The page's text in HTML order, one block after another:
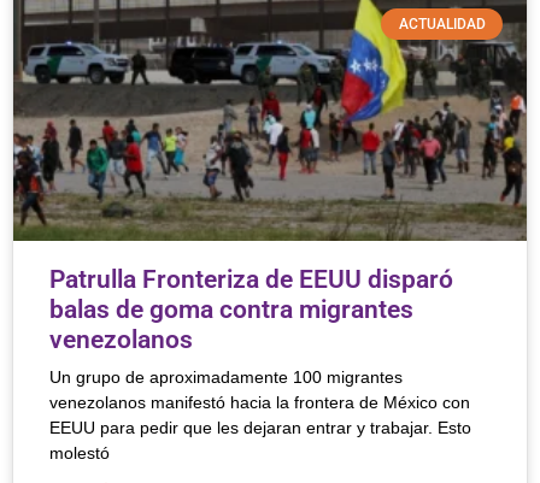
ACTUALIDAD
Patrulla Fronteriza de EEUU disparó
balas de goma contra migrantes
venezolanos
Un grupo de aproximadamente 100 migrantes
venezolanos manifestó hacia la frontera de México con
EEUU para pedir que les dejaran entrar y trabajar. Esto
molestó